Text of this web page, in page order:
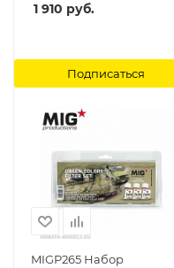
1 910 руб.
Подписаться
MIGP265 Набор